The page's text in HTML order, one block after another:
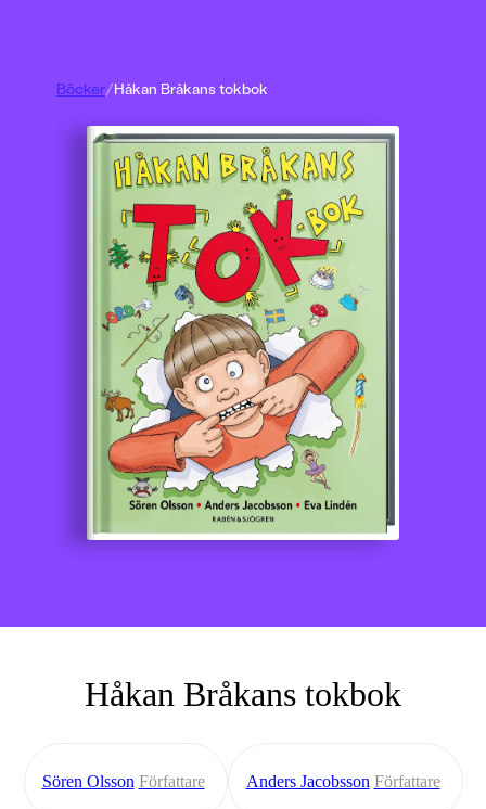
Håkan Bråkans tokbok
Sören Olsson Författare Anders Jacobsson Författare
Böcker/Håkan Bråkans tokbok